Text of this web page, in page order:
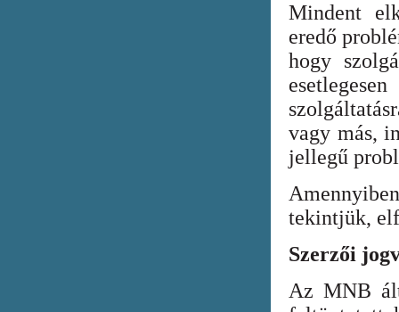
Mindent
eredő
hogy
vagy más,
jellegű
tekintjük,
Szerzői
Az MNB